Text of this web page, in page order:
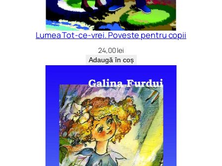
Lumea Tot-ce-vrei. Poveste pentru copii
24,00lei
Adaugă în coș